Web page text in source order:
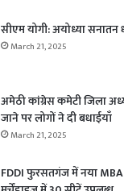
सीएम योगी: अयोध्या सनातन
March 21, 2025
अमेठी कांग्रेस कमेटी जिला
जाने पर लोगों ने दी बधाईयाँ
March 21, 2025
FDDI फुरसतगंज में नया